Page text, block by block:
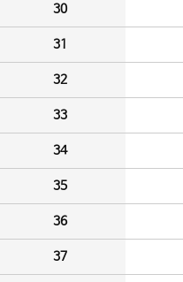
30
31
32
33
34
35
36
37